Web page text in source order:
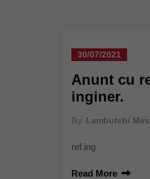
30/07/2021
Anunt cu
inginer.
By Lambutchi
ref.ing
Read More